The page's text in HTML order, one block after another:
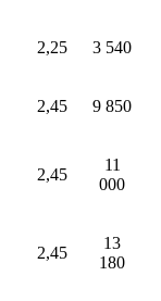
2,25 3 540
2,45 9 850
2,45
11
000
2,45
13
180